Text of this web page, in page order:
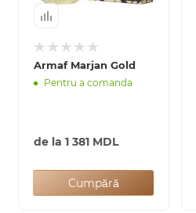
Armaf Marjan Gold
Pentru a comanda
de la 1 381 MDL
Cumpără